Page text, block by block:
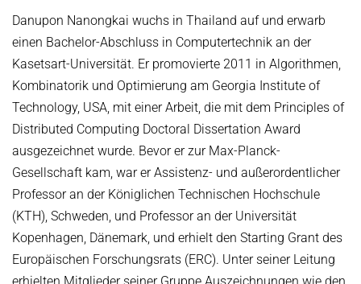
Danupon Nanongkai wuchs in Thailand auf und erwarb
einen Bachelor-Abschluss in Computertechnik an der
Kasetsart-Universität. Er promovierte 2011 in Algorithmen,
Kombinatorik und Optimierung am Georgia Institute of
Technology, USA, mit einer Arbeit, die mit dem Principles of
Distributed Computing Doctoral Dissertation Award
ausgezeichnet wurde. Bevor er zur Max-Planck-
Gesellschaft kam, war er Assistenz- und außerordentlicher
Professor an der Königlichen Technischen Hochschule
(KTH), Schweden, und Professor an der Universität
Kopenhagen, Dänemark, und erhielt den Starting Grant des
Europäischen Forschungsrats (ERC). Unter seiner Leitung